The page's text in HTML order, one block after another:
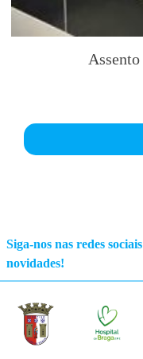
Siga-nos nas redes
novidades!